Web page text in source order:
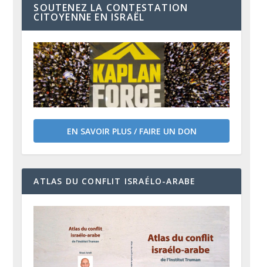
SOUTENEZ LA CONTESTATION
CITOYENNE EN ISRAËL
EN SAVOIR PLUS / FAIRE UN DON
ATLAS DU CONFLIT ISRAÉLO-ARABE